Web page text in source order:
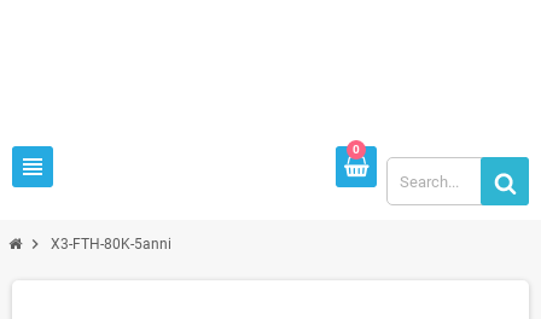
view_headline
0
chevron_right X3-FTH-80K-5anni